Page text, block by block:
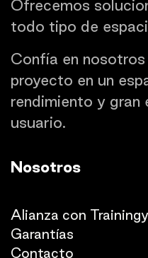
Ofrecemos
todo tipo de
Confía en
proyecto en un
rendimiento y gran
usuario.
Nosotros
Alianza con
Garantías
Con​tacto